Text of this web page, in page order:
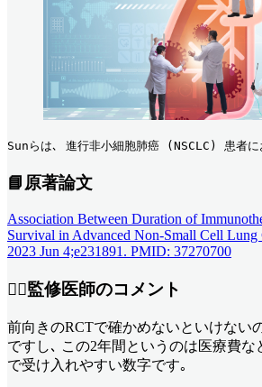
Sunらは､ 進行非小細胞肺癌 (NSCLC) 患者
📘原著論文
Association Between Duration of
Survival in Advanced Non-Small Cell
2023 Jun 4;e231891. PMID: 37270700
👨‍⚕️監修医師のコメント
前向きのRCTで確かめないといけない
ですし､ この2年間というのは医療費
で受け入れやすい数字です｡